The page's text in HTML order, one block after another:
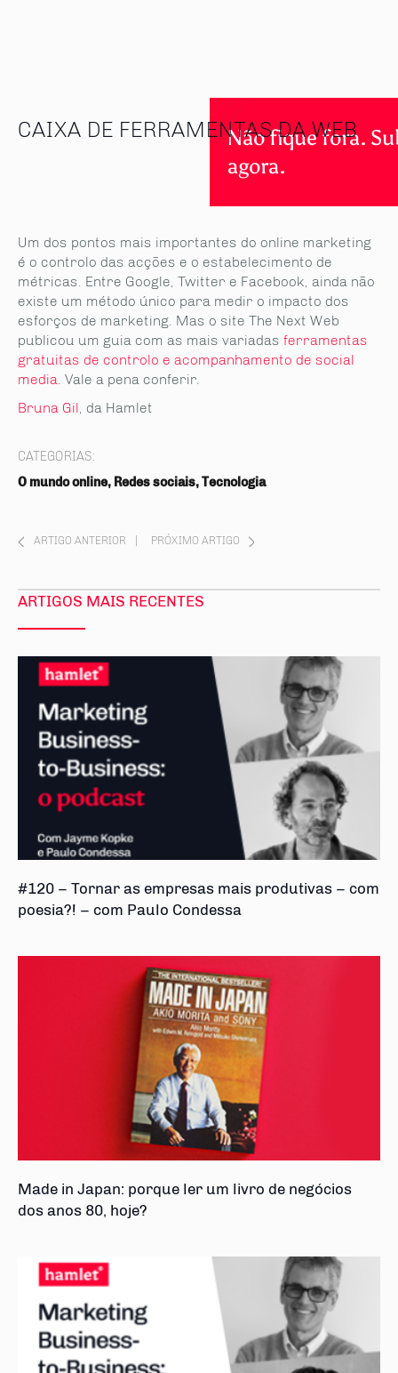
CAIXA DE FERRAMENTAS DA WEB
Não fique fora.
agora.
Um dos pontos mais importantes do online marketing
é o controlo das acções e o estabelecimento de
métricas. Entre Google, Twitter e Facebook, ainda não
existe um método único para medir o impacto dos
esforços de marketing. Mas o site The Next Web
publicou um guia com as mais variadas ferramentas
gratuitas de controlo e acompanhamento de social
media. Vale a pena conferir.
Bruna Gil, da Hamlet
CATEGORIAS:
O mundo online, Redes sociais, Tecnologia
ARTIGO ANTERIOR PRÓXIMO ARTIGO
ARTIGOS MAIS RECENTES
#120 – Tornar as empresas mais produtivas – com
poesia?! – com Paulo Condessa
Made in Japan: porque ler um livro de negócios
dos anos 80, hoje?